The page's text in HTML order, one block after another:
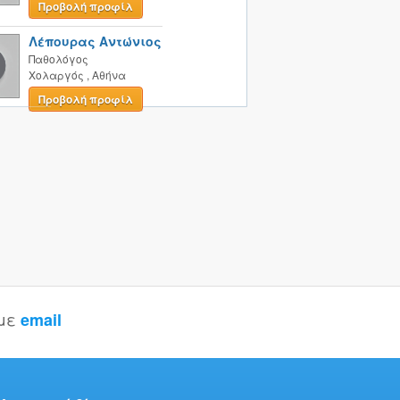
Προβολή προφίλ
Λέπουρας Αντώνιος
Παθολόγος
Χολαργός , Αθήνα
Προβολή προφίλ
email